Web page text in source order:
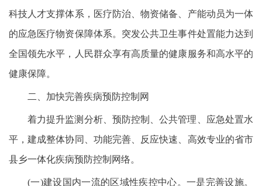
科技人才支撑体系，医疗防治、物资储备、产能动员为一体
的应急医疗物资保障体系。突发公共卫生事件处置能力达到
全国领先水平，人民群众享有高质量的健康服务和高水平的
健康保障。
二、加快完善疾病预防控制网
着力提升监测分析、预防控制、公共管理、应急处置水
平，建成整体协同、功能完善、反应快速、高效专业的省市
县乡一体化疾病预防控制网络。
(一)建设国内一流的区域性疾控中心。一是完善设施。